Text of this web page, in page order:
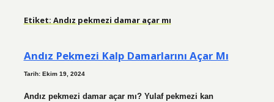
Etiket: Andız pekmezi damar açar mı
Andız Pekmezi Kalp Damarlarını Açar Mı
Tarih: Ekim 19, 2024
Andız pekmezi damar açar mı? Yulaf pekmezi kan